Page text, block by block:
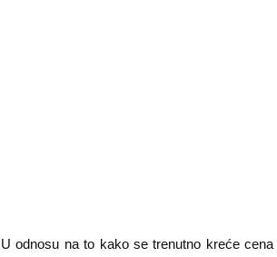
U odnosu na to kako se trenutno kreće